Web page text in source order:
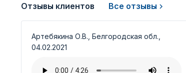
Отзывы клиентов Все отзывы
Артебякина О.В., Белгородская обл.,
04.02.2021